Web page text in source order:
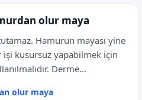
olur maya
Hamurun mayası yine
kusursuz yapabilmek için
Derme...
olur maya